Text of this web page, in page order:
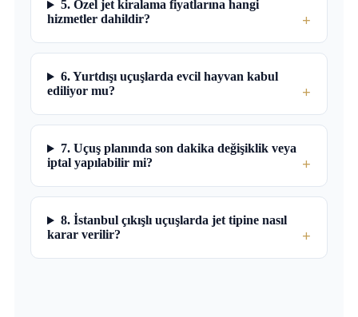
5. Özel jet kiralama fiyatlarına hangi
hizmetler dahildir?
6. Yurtdışı uçuşlarda evcil hayvan kabul
ediliyor mu?
7. Uçuş planında son dakika değişiklik veya
iptal yapılabilir mi?
8. İstanbul çıkışlı uçuşlarda jet tipine nasıl
karar verilir?